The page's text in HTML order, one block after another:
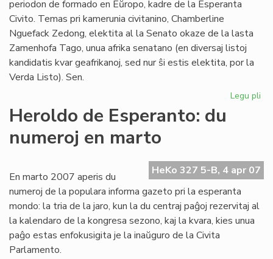
periodon de formado en Eŭropo, kadre de la Esperanta
Civito. Temas pri kamerunia civitanino, Chamberline
Nguefack Zedong, elektita al la Senato okaze de la lasta
Zamenhofa Tago, unua afrika senatano (en diversaj listoj
kandidatis kvar geafrikanoj, sed nur ŝi estis elektita, por la
Verda Listo). Sen.
Legu pli
Heroldo de Esperanto: du
numeroj en marto
HeKo 327 5-B, 4 apr 07
En marto 2007 aperis du
numeroj de la populara informa gazeto pri la esperanta
mondo: la tria de la jaro, kun la du centraj paĝoj rezervitaj al
la kalendaro de la kongresa sezono, kaj la kvara, kies unua
paĝo estas enfokusigita je la inaŭguro de la Civita
Parlamento.